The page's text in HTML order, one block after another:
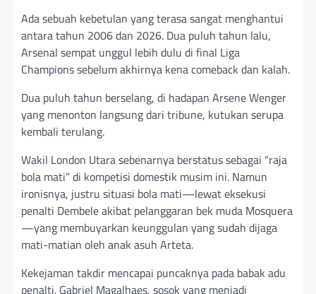
Ada sebuah kebetulan yang terasa sangat menghantui
antara tahun 2006 dan 2026. Dua puluh tahun lalu,
Arsenal sempat unggul lebih dulu di final Liga
Champions sebelum akhirnya kena comeback dan kalah.
Dua puluh tahun berselang, di hadapan Arsene Wenger
yang menonton langsung dari tribune, kutukan serupa
kembali terulang.
Wakil London Utara sebenarnya berstatus sebagai “raja
bola mati” di kompetisi domestik musim ini. Namun
ironisnya, justru situasi bola mati—lewat eksekusi
penalti Dembele akibat pelanggaran bek muda Mosquera
—yang membuyarkan keunggulan yang sudah dijaga
mati-matian oleh anak asuh Arteta.
Kekejaman takdir mencapai puncaknya pada babak adu
penalti. Gabriel Magalhaes, sosok yang menjadi